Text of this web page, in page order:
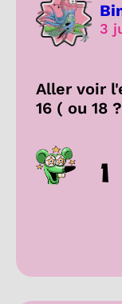
3
Aller voir
16 ( ou 18
1